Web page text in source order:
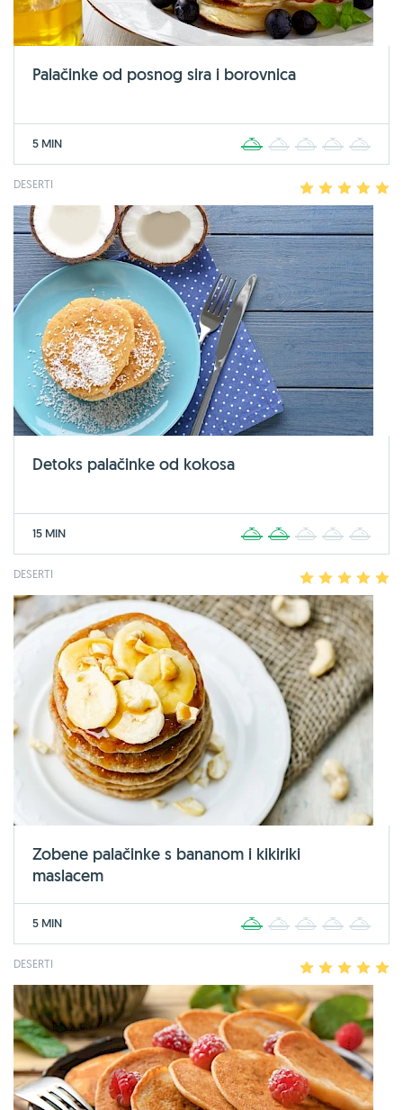
Palačinke od posnog sira i borovnica
5 MIN 2 3 4
DESERTI 2 3 4
Detoks palačinke od kokosa
15 MIN 2 3 4
DESERTI 2 3 4
Zobene palačinke s bananom i kikiriki
maslacem
5 MIN 2 3 4
DESERTI 2 3 4